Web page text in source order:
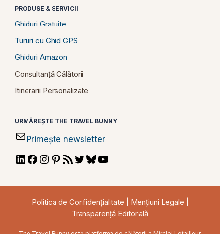
PRODUSE & SERVICII
Ghiduri Gratuite
Tururi cu Ghid GPS
Ghiduri Amazon
Consultanță Călătorii
Itinerarii Personalizate
URMĂREȘTE THE TRAVEL BUNNY
Primește newsletter
LinkedIn
Facebook
Instagram
Pinterest
RSSTwitterBluesky
Politica de Confidențialitate Mențiuni Legale
Transparență Editorială